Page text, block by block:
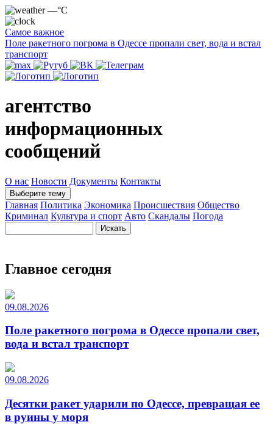
—°C
Самое важное
Поле ракетного погрома в Одессе пропали свет, вода и встал
транспорт
агентство
информационных
сообщений
О нас Новости Документы Контакты
Выберите тему
Главная Политика Экономика Происшествия Общество
Криминал Культура и спорт Авто Скандалы Погода
Главное сегодня
09.08.2026
Поле ракетного погрома в Одессе пропали свет,
вода и встал транспорт
09.08.2026
Десятки ракет ударили по Одессе, превращая ее
в руины у моря